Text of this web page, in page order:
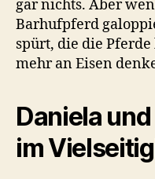
gar nichts. Aber
Barhufpferd
spürt, die die
mehr an Eisen
Daniela
im